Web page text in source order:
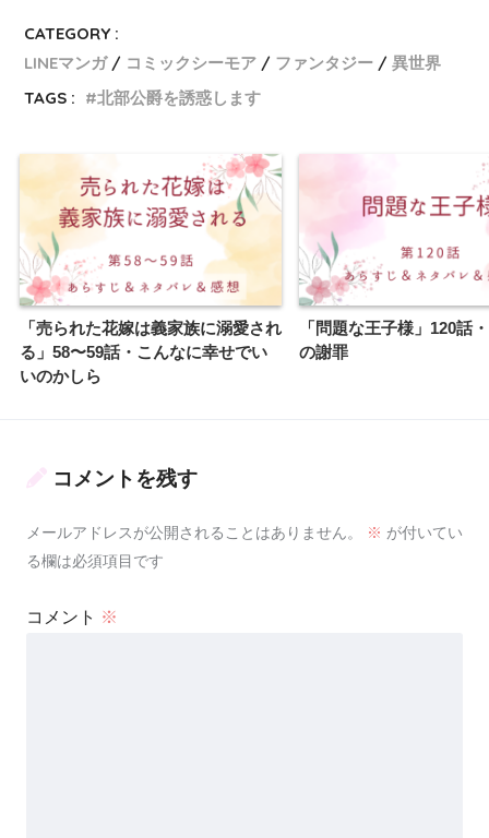
CATEGORY :
LINEマンガ
コミックシーモア ファンタジー
異世界
TAGS :
北部公爵を誘惑します
「売られた花嫁は義家族に溺愛され
る」58〜59話・こんなに幸せでい
いのかしら
「問題な王子様」120話
の謝罪
コメントを残す
メールアドレスが公開されることはありません。 ※ が付いてい
る欄は必須項目です
コメント ※